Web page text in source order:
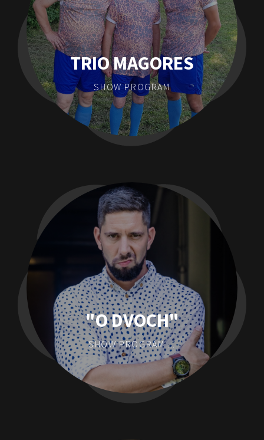
TRIO MAGORES
SHOW PROGRAM
"O DVOCH"
SHOW PROGRAM ...